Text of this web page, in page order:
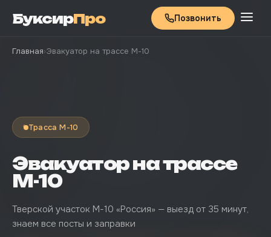
БуксирПро Позвонить
Главная›Эвакуатор на трассе М-10
Трасса М-10
Эвакуатор на трассе
М-10
Тверской участок М-10 «Россия» — выезд от 35 минут,
знаем все посты и заправки